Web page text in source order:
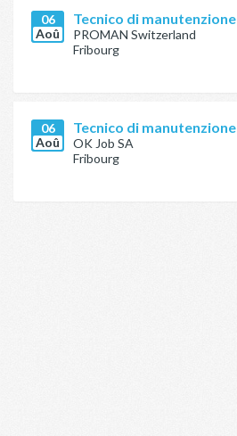
06
Aoû
Tecnico di manutenzione
PROMAN Switzerland
Fribourg
06
Aoû
Tecnico di manutenzione
OK Job SA
Fribourg